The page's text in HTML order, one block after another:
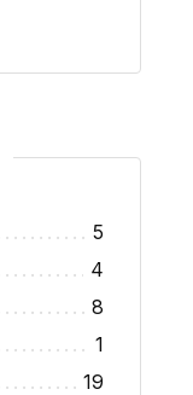
5
4
8
1
19